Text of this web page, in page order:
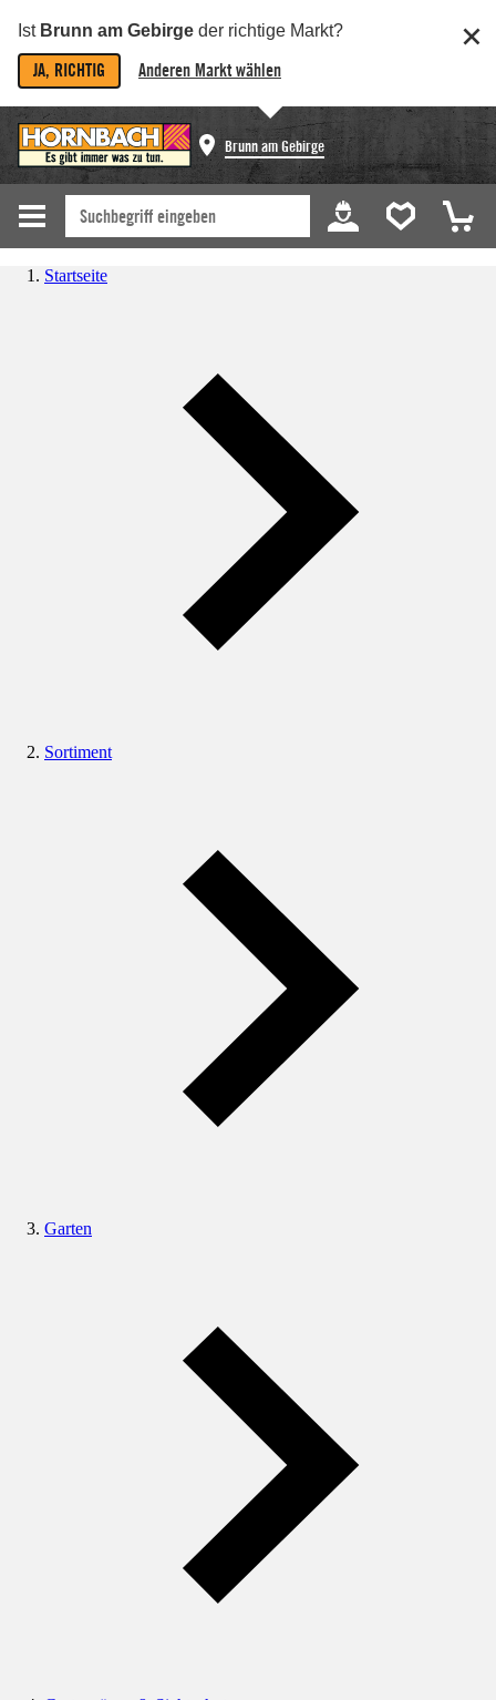
Ist Brunn am Gebirge der richtige Markt?
JA, RICHTIG Anderen Markt wählen
Brunn am Gebirge
Startseite
Sortiment
Garten